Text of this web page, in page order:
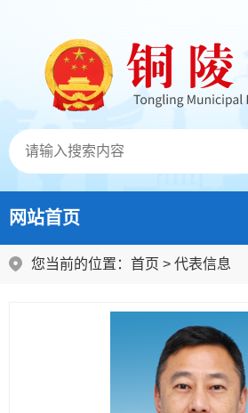
网站首页
您当前的位置： 首页 > 代表信息